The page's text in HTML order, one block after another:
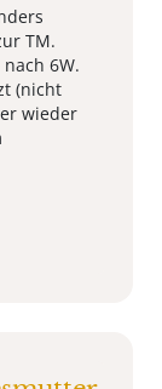
TM.
6W.
(nicht
wieder